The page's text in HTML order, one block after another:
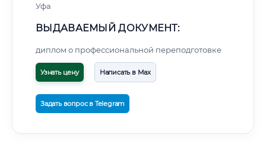
Уфа
ВЫДАВАЕМЫЙ ДОКУМЕНТ:
диплом о профессиональной переподготовке
Узнать цену Написать в Max
Задать вопрос в Telegram